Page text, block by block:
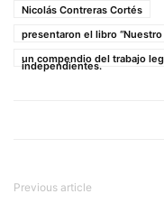
Nicolás Contreras Cortés
presentaron el libro
un compendio del trabajo
independientes.
Previous article